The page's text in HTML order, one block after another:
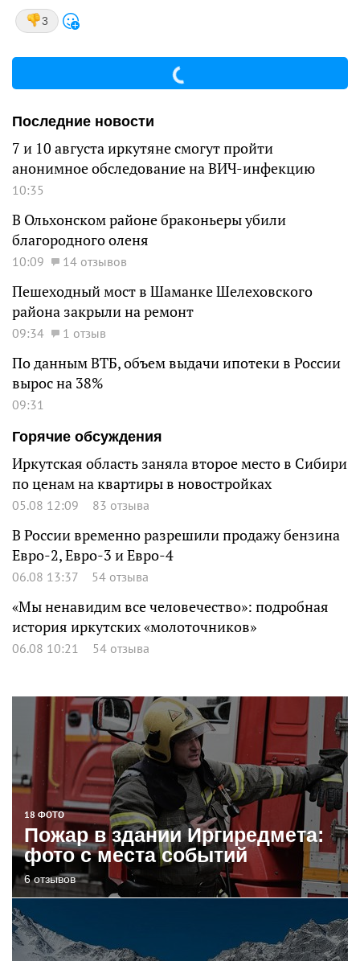
3
Последние новости
7 и 10 августа иркутяне смогут пройти
анонимное обследование на ВИЧ-инфекцию
10:35
В Ольхонском районе браконьеры убили
благородного оленя
10:09 14 отзывов
Пешеходный мост в Шаманке Шелеховского
района закрыли на ремонт
09:34 1 отзыв
По данным ВТБ, объем выдачи ипотеки в России
вырос на 38%
09:31
Горячие обсуждения
Иркутская область заняла второе место в Сибири
по ценам на квартиры в новостройках
05.08 12:09 83 отзыва
В России временно разрешили продажу бензина
Евро-2, Евро-3 и Евро-4
06.08 13:37 54 отзыва
«Мы ненавидим все человечество»: подробная
история иркутских «молоточников»
06.08 10:21 54 отзыва
18 ФОТО
Пожар в здании Иргиредмета:
фото с места событий
6 отзывов